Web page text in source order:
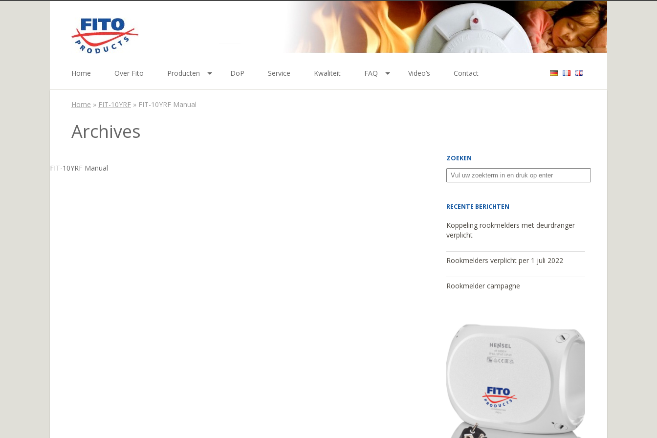
Home Over Fito Producten DoP Service Kwaliteit FAQ Video’s Contact
Home » FIT-10YRF » FIT-10YRF Manual
Archives
FIT-10YRF Manual
ZOEKEN
RECENTE BERICHTEN
Koppeling rookmelders met deurdranger
verplicht
Rookmelders verplicht per 1 juli 2022
Rookmelder campagne